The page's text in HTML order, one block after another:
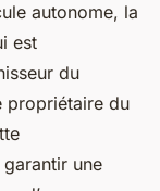
autonome, la
est
du
propriétaire du
une